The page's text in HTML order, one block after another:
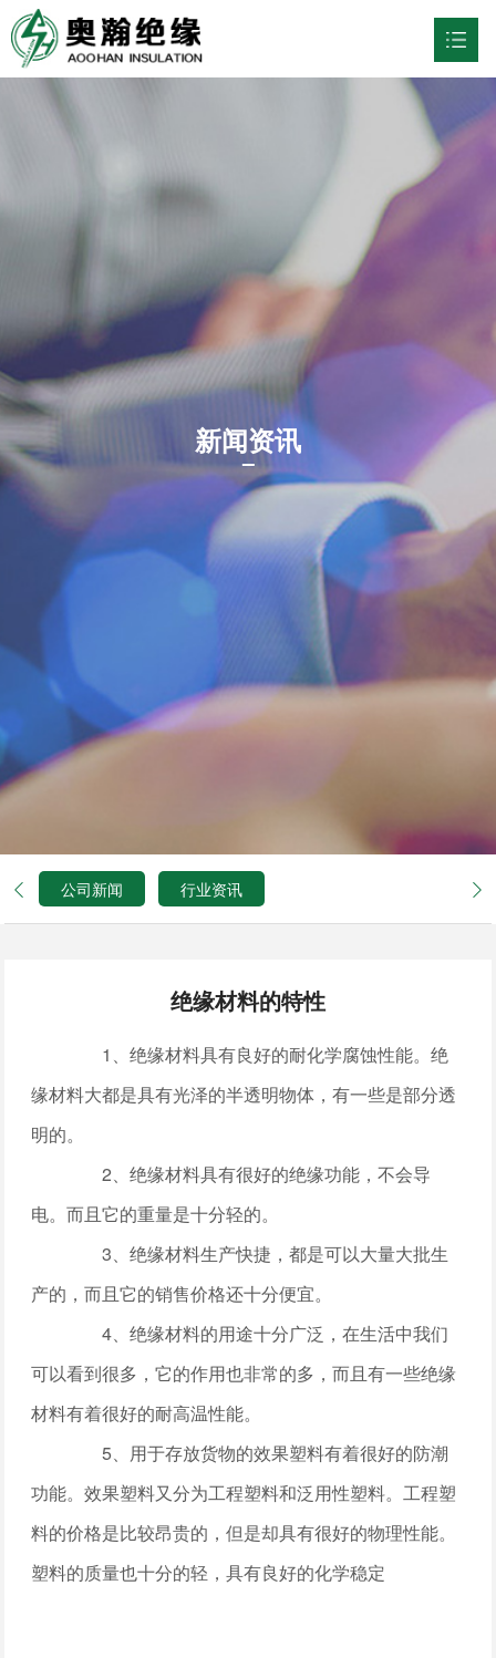
网站首页
新闻资讯
联系我们 
新闻资讯
公司新闻 行业资讯
 
绝缘材料的特性
1、绝缘材料具有良好的耐化学腐蚀性能。绝
缘材料大都是具有光泽的半透明物体，有一些是部分透
明的。
2、绝缘材料具有很好的绝缘功能，不会导
电。而且它的重量是十分轻的。
3、绝缘材料生产快捷，都是可以大量大批生
产的，而且它的销售价格还十分便宜。
4、绝缘材料的用途十分广泛，在生活中我们
可以看到很多，它的作用也非常的多，而且有一些绝缘
材料有着很好的耐高温性能。
5、用于存放货物的效果塑料有着很好的防潮
功能。效果塑料又分为工程塑料和泛用性塑料。工程塑
料的价格是比较昂贵的，但是却具有很好的物理性能。
塑料的质量也十分的轻，具有良好的化学稳定